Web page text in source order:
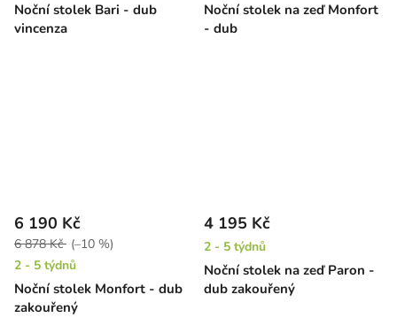
Noční stolek Bari - dub
vincenza
Noční stolek na zeď Monfort
- dub
Noční stolek Monfort - dub
zakouřený
6 190 Kč
6 878 Kč (–10 %)
2 - 5 týdnů
Noční stolek na zeď Paron -
dub zakouřený
4 195 Kč
2 - 5 týdnů